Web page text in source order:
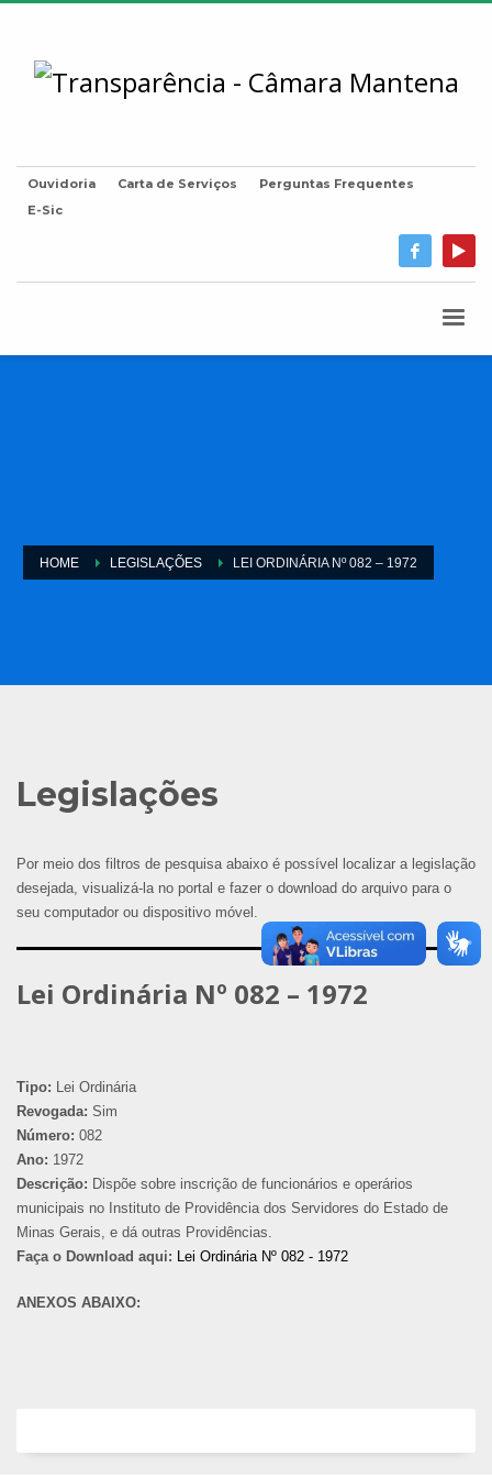
Ouvidoria Carta de Serviços
Perguntas Frequentes
E-Sic
HOME LEGISLAÇÕES LEI ORDINÁRIA Nº 082 – 1972
Legislações
Por meio dos filtros de pesquisa abaixo é possível localizar a legislação
desejada, visualizá-la no portal e fazer o download do arquivo para o
seu computador ou dispositivo móvel.
Lei Ordinária Nº 082 – 1972
Tipo: Lei Ordinária
Revogada: Sim
Número: 082
Ano: 1972
Descrição: Dispõe sobre inscrição de funcionários e operários
municipais no Instituto de Providência dos Servidores do Estado de
Minas Gerais, e dá outras Providências.
Faça o Download aqui: Lei Ordinária Nº 082 - 1972
ANEXOS ABAIXO: